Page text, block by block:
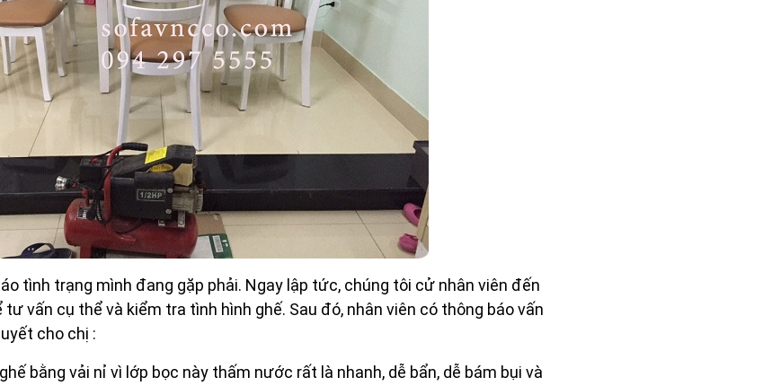
tình trạng mình đang gặp phải. Ngay lập tức, chúng tôi cử nhân viên đến
vấn cụ thể và kiểm tra tình hình ghế. Sau đó, nhân viên có thông báo vấn
cho chị :
bằng vải nỉ vì lớp bọc này thấm nước rất là nhanh, dễ bẩn, dễ bám bụi và